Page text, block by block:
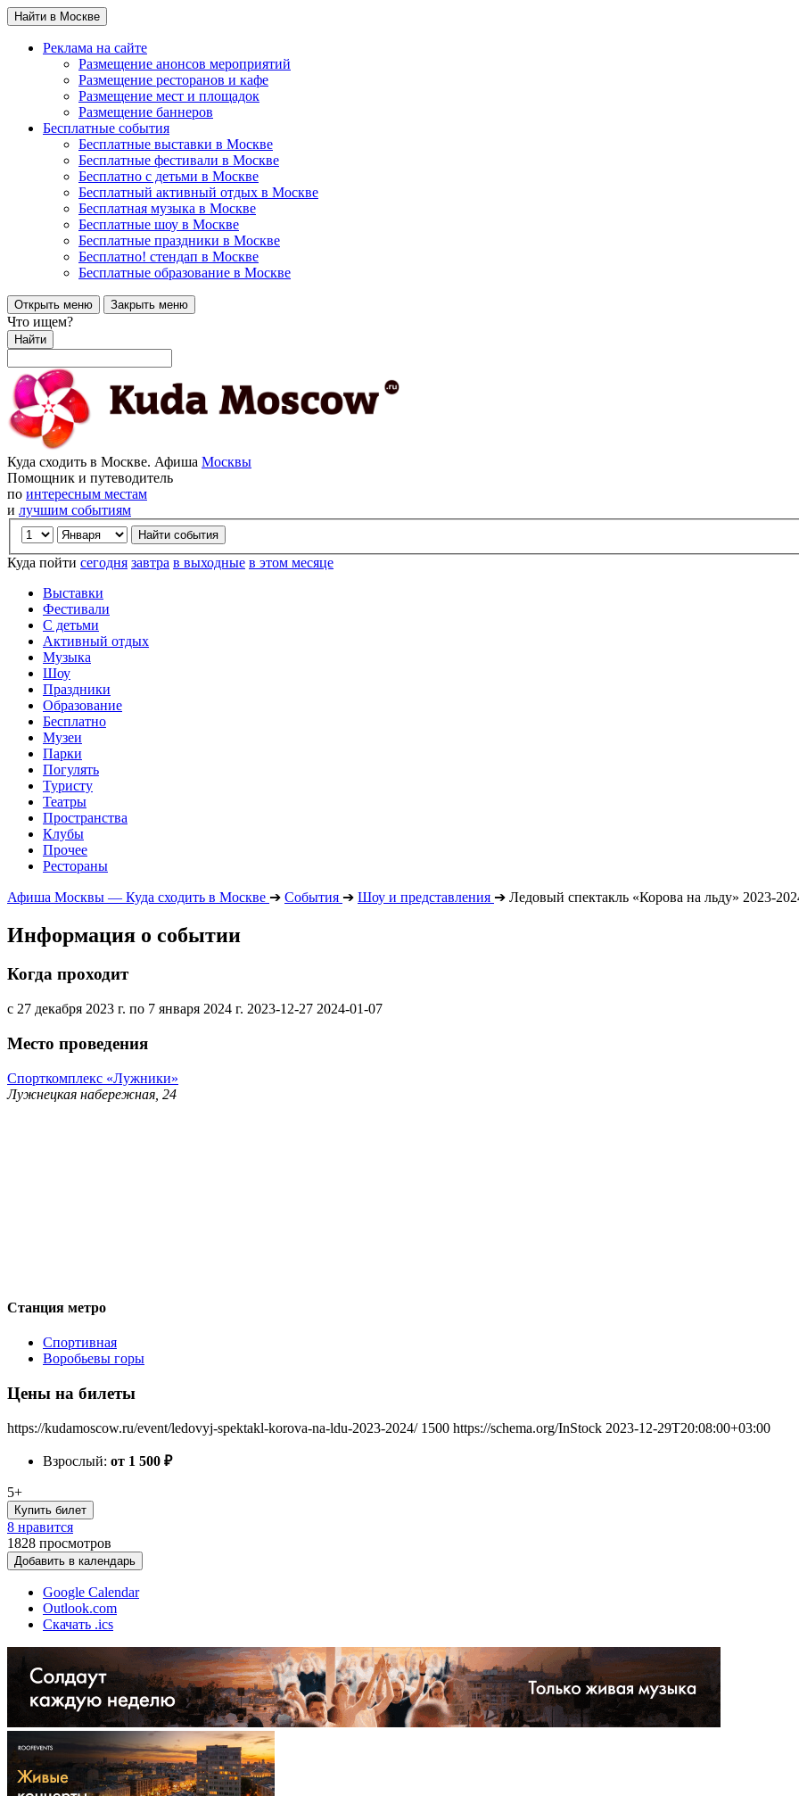
Найти в Москве
Реклама на сайте
Размещение анонсов мероприятий
Размещение ресторанов и кафе
Размещение мест и площадок
Размещение баннеров
Бесплатные события
Бесплатные выставки в Москве
Бесплатные фестивали в Москве
Бесплатно с детьми в Москве
Бесплатный активный отдых в Москве
Бесплатная музыка в Москве
Бесплатные шоу в Москве
Бесплатные праздники в Москве
Бесплатно! стендап в Москве
Бесплатные образование в Москве
Открыть меню Закрыть меню
Что ищем?
Найти
Куда сходить в Москве. Афиша Москвы
Помощник и путеводитель
по интересным местам
и лучшим событиям
Куда пойти сегодня завтра в выходные в этом месяце
Выставки
Фестивали
С детьми
Активный отдых
Музыка
Шоу
Праздники
Образование
Бесплатно
Музеи
Парки
Погулять
Туристу
Театры
Пространства
Клубы
Прочее
Рестораны
Афиша Москвы — Куда сходить в Москве ➔ События ➔ Шоу и представления ➔ Ледовый спектакль «Корова на льду» 2023-
Информация о событии
Когда проходит
с 27 декабря 2023 г. по 7 января 2024 г. 2023-12-27 2024-01-07
Место проведения
Спорткомплекс «Лужники»
Лужнецкая набережная, 24
Станция метро
Спортивная
Воробьевы горы
Цены на билеты
https://kudamoscow.ru/event/ledovyj-spektakl-korova-na-ldu-2023-2024/ 1500 https://schema.org/InStock 2023-12-29T20:08:00+03:00
Взрослый: от 1 500 ₽
5+
Купить билет
8 нравится
1828 просмотров
Добавить в календарь
Google Calendar
Outlook.com
Скачать .ics